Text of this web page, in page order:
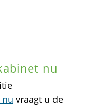
nu
vraagt u de